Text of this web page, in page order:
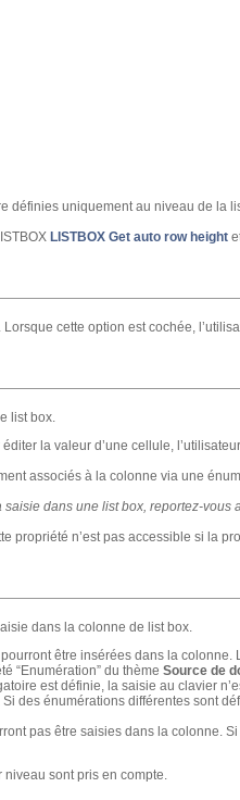
définies uniquement au niveau de la
LISTBOX Get auto row height
cette option est cochée,
list box.
la valeur d’une cellule,
associés à la colonne via une
dans une list box, reportez-vous
propriété n’est pas accessible si la
dans la colonne de list box.
être insérées dans la colonne.
“Enumération” du thème Source de
est définie, la saisie au clavier
des énumérations différentes sont
pas être saisies dans la colonne.
sont pris en compte.